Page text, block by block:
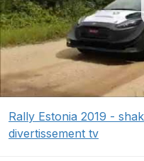
Rally Estonia 2019 -
divertissement tv